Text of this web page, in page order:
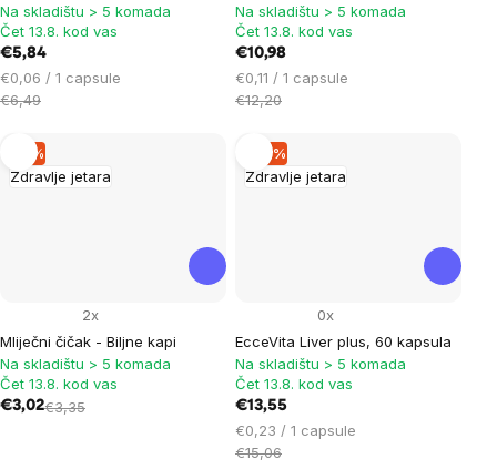
Na skladištu > 5 komada
Čet 13.8. kod vas
€5,84
Cijena
mjere:
€0,06 / 1 capsule
€6,49
Na skladištu > 5 komada
Čet 13.8. kod vas
€10,98
Cijena
mjere:
€0,11 / 1 capsule
€12,20
Zdravlje jetara
–9 %
Mliječni čičak - Biljne kapi
2x
Na skladištu > 5 komada
Čet 13.8. kod vas
€3,02€3,35
Zdravlje jetara
–10 %
EcceVita Liver plus, 60 kapsula
0x
Na skladištu > 5 komada
Čet 13.8. kod vas
€13,55
Cijena
mjere:
€0,23 / 1 capsule
€15,06